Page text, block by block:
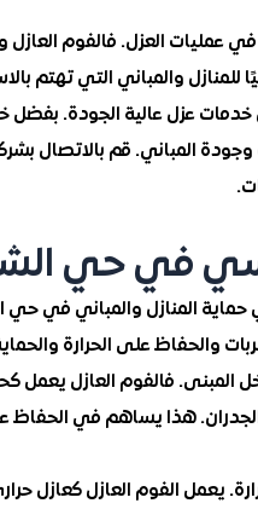
عمليات العزل. فالفوم
والمباني التي تهتم
عزل عالية الجودة. بفضل
المباني. قم بالاتصال
في حي
حماية المنازل والمباني في حي
والحفاظ على الحرارة
المبنى. فالفوم العازل يعمل
هذا يساهم في الحفاظ
يعمل الفوم العازل كعازل